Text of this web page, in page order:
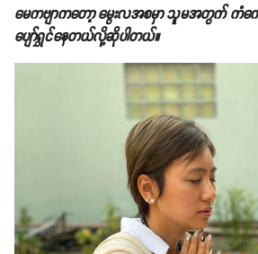
မေကဗျာကတော့ မွေးလအစမှာ သူမအတွက် ကံကေ
ပျော်ရွှင်နေတယ်လို့ဆိုပါတယ်။